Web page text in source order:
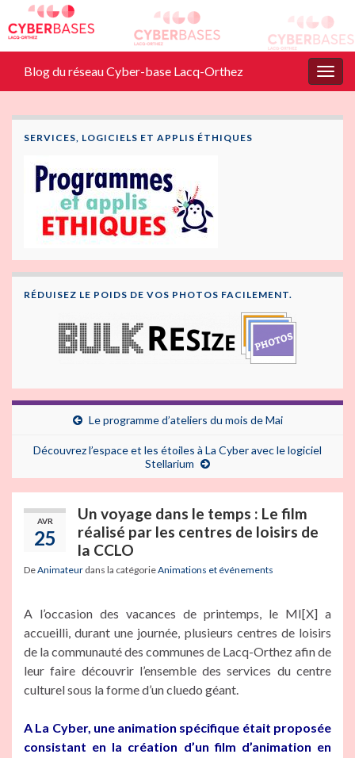
Blog du réseau Cyber-base Lacq-Orthez
SERVICES, LOGICIELS ET APPLIS ÉTHIQUES
RÉDUISEZ LE POIDS DE VOS PHOTOS FACILEMENT.
Le programme d’ateliers du mois de Mai
Découvrez l’espace et les étoiles à La Cyber avec le logiciel
Stellarium
AVR
25
Un voyage dans le temps : Le film
réalisé par les centres de loisirs de
la CCLO
DeAnimateur dans la catégorieAnimations et événements
A l’occasion des vacances de printemps, le MI[X] a
accueilli, durant une journée, plusieurs centres de loisirs
de la communauté des communes de Lacq-Orthez afin de
leur faire découvrir l’ensemble des services du centre
culturel sous la forme d’un cluedo géant.
A La Cyber, une animation spécifique était proposée
consistant en la création d’un film d’animation en